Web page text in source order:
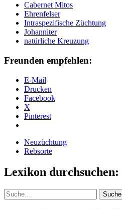
Cabernet Mitos
Ehrenfelser
Intraspezifische Züchtung
Johanniter
natürliche Kreuzung
Freunden empfehlen:
E-Mail
Drucken
Facebook
X
Pinterest
Neuzüchtung
Rebsorte
Lexikon durchsuchen:
Suche Suche